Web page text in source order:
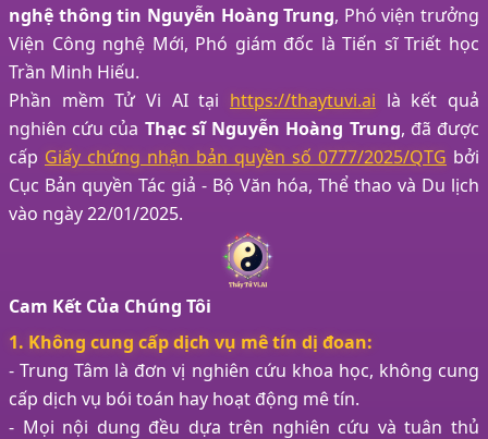
nghệ thông tin Nguyễn Hoàng Trung, Phó viện trưởng
Viện Công nghệ Mới, Phó giám đốc là Tiến sĩ Triết học
Trần Minh Hiếu.
Phần mềm Tử Vi AI tại https://thaytuvi.ai là kết quả
nghiên cứu của Thạc sĩ Nguyễn Hoàng Trung, đã được
cấp Giấy chứng nhận bản quyền số 0777/2025/QTG bởi
Cục Bản quyền Tác giả - Bộ Văn hóa, Thể thao và Du lịch
vào ngày 22/01/2025.
Cam Kết Của Chúng Tôi
1. Không cung cấp dịch vụ mê tín dị đoan:
- Trung Tâm là đơn vị nghiên cứu khoa học, không cung
cấp dịch vụ bói toán hay hoạt động mê tín.
- Mọi nội dung đều dựa trên nghiên cứu và tuân thủ